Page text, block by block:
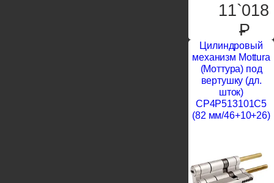
11`018
P
Цилиндровый
механизм Mottura
(Моттура) под
вертушку (дл.
шток)
CP4P513101C5
(82 мм/46+10+26)